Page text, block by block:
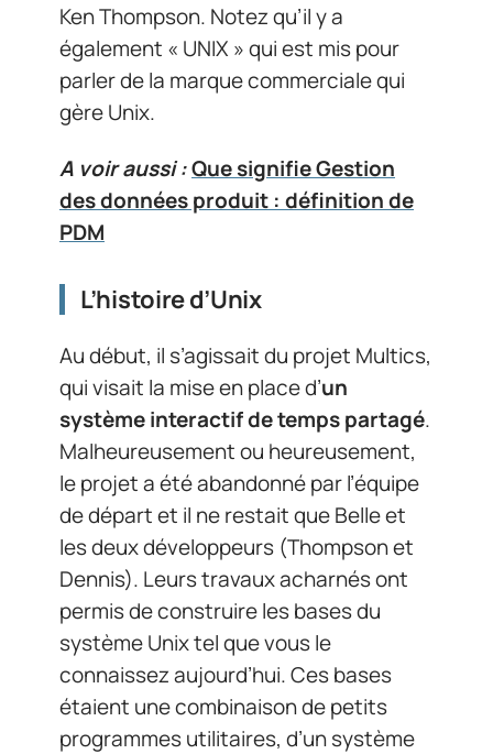
Ken Thompson. Notez qu’il y a
également « UNIX » qui est mis pour
parler de la marque commerciale qui
gère Unix.
A voir aussi :Que signifie Gestion
des données produit : définition de
PDM
L’histoire d’Unix
Au début, il s’agissait du projet Multics,
qui visait la mise en place d’un
système interactif de temps partagé.
Malheureusement ou heureusement,
le projet a été abandonné par l’équipe
de départ et il ne restait que Belle et
les deux développeurs (Thompson et
Dennis). Leurs travaux acharnés ont
permis de construire les bases du
système Unix tel que vous le
connaissez aujourd’hui. Ces bases
étaient une combinaison de petits
programmes utilitaires, d’un système